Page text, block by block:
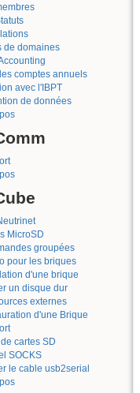
de domaines
comptes annuels
avec l'IBPT
de données
MicroSD
groupées
pour les briques
d'une brique
un disque dur
externes
d'une Brique
cartes SD
SOCKS
le cable usb2serial